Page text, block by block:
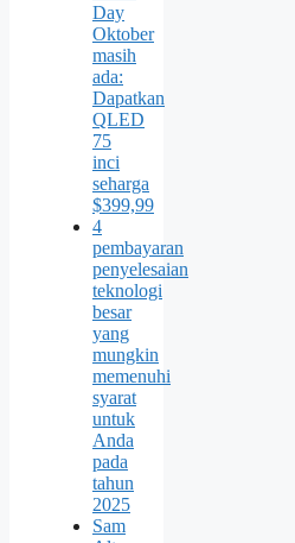
Day
Oktober
masih
ada:
Dapatkan
QLED
75
inci
seharga
$399,99
4
pembayaran
penyelesaian
teknologi
besar
yang
mungkin
memenuhi
syarat
untuk
Anda
pada
tahun
2025
Sam